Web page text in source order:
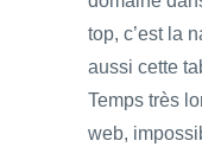
top, c’est la
aussi cette
Temps très
web,